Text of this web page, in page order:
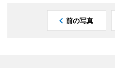
前の写真